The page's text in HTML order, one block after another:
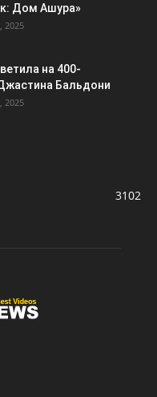
Дом Ашура»
2025
на 400-
Бальдони
2025
3102